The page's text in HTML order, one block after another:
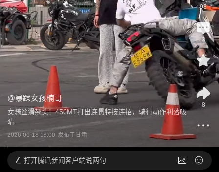
@暴躁女孩楠哥
女骑丝滑翘头！450MT打出连贯特技连招，骑行动作利落吸
睛
2026-06-18 18:00 发布于甘肃
98
2
7
8
打开腾讯新闻客户端说两句